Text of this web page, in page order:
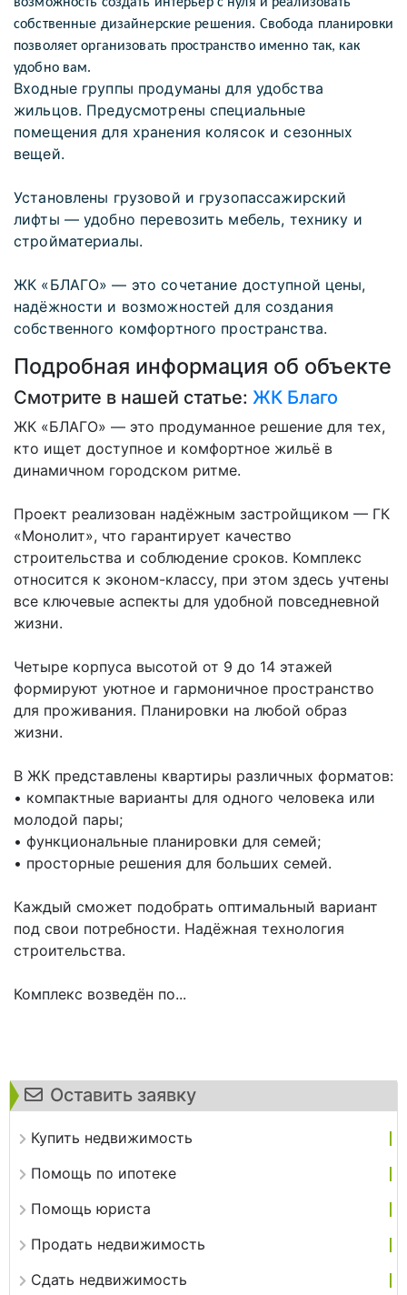
Оставить заявку
Купить недвижимость
Помощь по ипотеке
Помощь юриста
Продать недвижимость
Сдать недвижимость
возможность создать интерьер с нуля и реализовать
собственные дизайнерские решения. Свобода планировки
позволяет организовать пространство именно так, как
удобно вам.
Входные группы продуманы для удобства
жильцов. Предусмотрены специальные
помещения для хранения колясок и сезонных
вещей.
Установлены грузовой и грузопассажирский
лифты — удобно перевозить мебель, технику и
стройматериалы.
ЖК «БЛАГО» — это сочетание доступной цены,
надёжности и возможностей для создания
собственного комфортного пространства.
Подробная информация об объекте
Смотрите в нашей статье: ЖК Благо
ЖК «БЛАГО» — это продуманное решение для тех,
кто ищет доступное и комфортное жильё в
динамичном городском ритме.
Проект реализован надёжным застройщиком — ГК
«Монолит», что гарантирует качество
строительства и соблюдение сроков. Комплекс
относится к эконом-классу, при этом здесь учтены
все ключевые аспекты для удобной повседневной
жизни.
Четыре корпуса высотой от 9 до 14 этажей
формируют уютное и гармоничное пространство
для проживания. Планировки на любой образ
жизни.
В ЖК представлены квартиры различных форматов:
• компактные варианты для одного человека или
молодой пары;
• функциональные планировки для семей;
• просторные решения для больших семей.
Каждый сможет подобрать оптимальный вариант
под свои потребности. Надёжная технология
строительства.
Комплекс возведён по...